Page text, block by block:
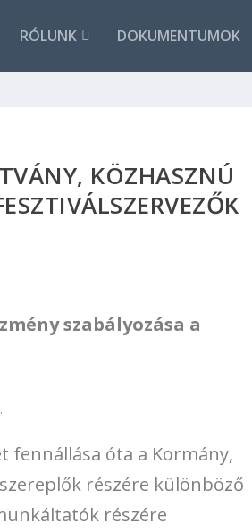
RÓLUNK DOKUMENTUMOK
KÖZHASZNÚ
szabályozása a
fennállása óta a Kormány,
részére különböző
részére